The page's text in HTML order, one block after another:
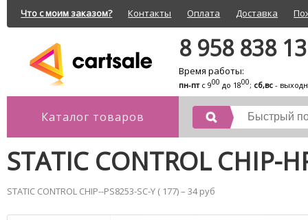
Что с моим заказом? Контакты Оплата Доставка
8 958 838
Время работы:
пн-птс 900 до 1800; сб,вс -
Каталог товаров
STATIC CONTROL CHIP-
STATIC CONTROL CHIP--PS8253-SC-Y ( 177) – 34 руб